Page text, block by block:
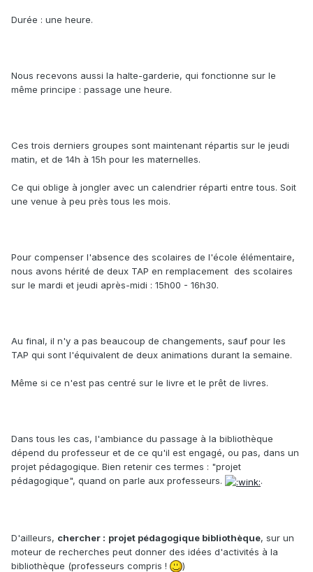
Durée : une heure.
Nous recevons aussi la halte-garderie, qui fonctionne sur le
même principe : passage une heure.
Ces trois derniers groupes sont maintenant répartis sur le jeudi
matin, et de 14h à 15h pour les maternelles.
Ce qui oblige à jongler avec un calendrier réparti entre tous. Soit
une venue à peu près tous les mois.
Pour compenser l'absence des scolaires de l'école élémentaire,
nous avons hérité de deux TAP en remplacement des scolaires
sur le mardi et jeudi après-midi : 15h00 - 16h30.
Au final, il n'y a pas beaucoup de changements, sauf pour les
TAP qui sont l'équivalent de deux animations durant la semaine.
Même si ce n'est pas centré sur le livre et le prêt de livres.
Dans tous les cas, l'ambiance du passage à la bibliothèque
dépend du professeur et de ce qu'il est engagé, ou pas, dans un
projet pédagogique. Bien retenir ces termes : "projet
pédagogique", quand on parle aux professeurs.
.
D'ailleurs, chercher : projet pédagogique bibliothèque, sur un
moteur de recherches peut donner des idées d'activités à la
bibliothèque (professeurs compris !
)